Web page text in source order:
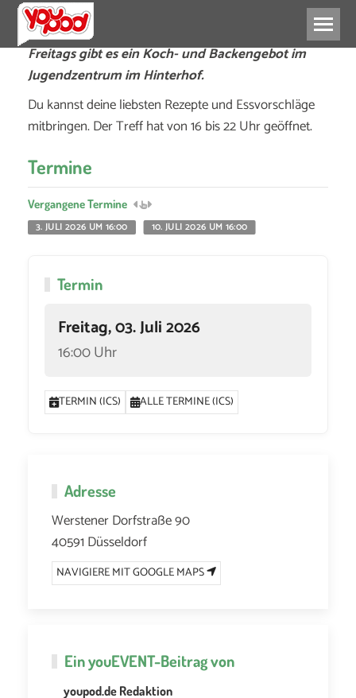
Freitags gibt es ein Koch- und Backengebot im
Jugendzentrum im Hinterhof.
Du kannst deine liebsten Rezepte und Essvorschläge
mitbringen. Der Treff hat von 16 bis 22 Uhr geöffnet.
Termine
Vergangene Termine
3. JULI 2026 UM 16:00
10. JULI 2026 UM 16:00
Termin
Freitag, 03. Juli 2026
16:00 Uhr
TERMIN (ICS) ALLE TERMINE (ICS)
Adresse
Werstener Dorfstraße 90
40591 Düsseldorf
NAVIGIERE MIT GOOGLE MAPS
EinyouEVENT-Beitrag von
youpod.de Redaktion